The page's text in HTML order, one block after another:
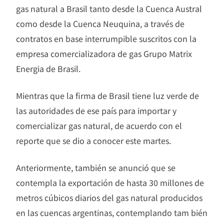
gas natural a Brasil tanto desde la Cuenca Austral
como desde la Cuenca Neuquina, a través de
contratos en base interrumpible suscritos con la
empresa comercializadora de gas Grupo Matrix
Energia de Brasil.
Mientras que la firma de Brasil tiene luz verde de
las autoridades de ese país para importar y
comercializar gas natural, de acuerdo con el
reporte que se dio a conocer este martes.
Anteriormente, también se anunció que se
contempla la exportación de hasta 30 millones de
metros cúbicos diarios del gas natural producidos
en las cuencas argentinas, contemplando tam bién